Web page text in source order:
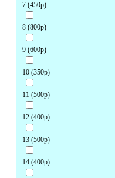
7 (450р)
8 (800р)
9 (600р)
10 (350р)
11 (500р)
12 (400р)
13 (500р)
14 (400р)